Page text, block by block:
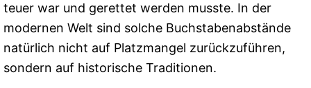
teuer war und gerettet werden musste. In der
modernen Welt sind solche Buchstabenabstände
natürlich nicht auf Platzmangel zurückzuführen,
sondern auf historische Traditionen.